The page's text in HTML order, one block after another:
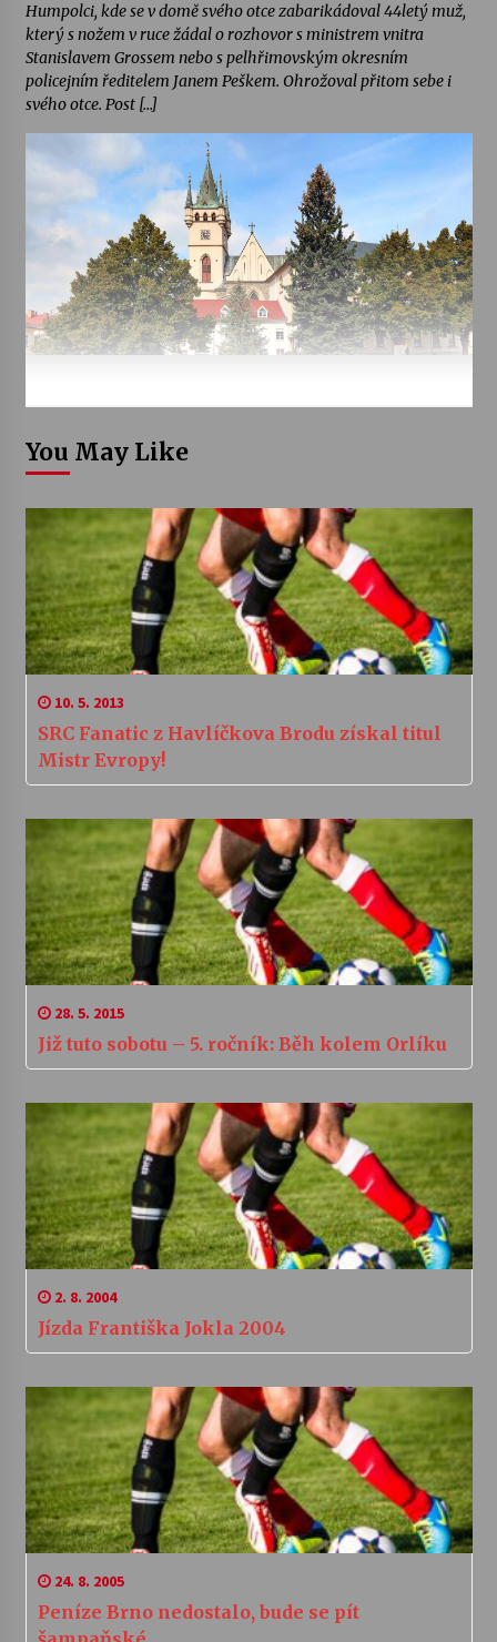
Humpolci, kde se v domě svého otce zabarikádoval 44letý muž,
který s nožem v ruce žádal o rozhovor s ministrem vnitra
Stanislavem Grossem nebo s pelhřimovským okresním
policejním ředitelem Janem Peškem. Ohrožoval přitom sebe i
svého otce. Post […]
You May Like
10. 5. 2013
SRC Fanatic z Havlíčkova Brodu získal titul
Mistr Evropy!
28. 5. 2015
Již tuto sobotu – 5. ročník: Běh kolem Orlíku
2. 8. 2004
Jízda Františka Jokla 2004
24. 8. 2005
Peníze Brno nedostalo, bude se pít